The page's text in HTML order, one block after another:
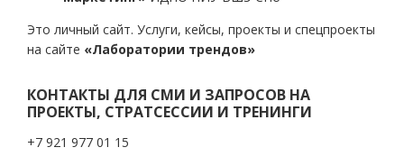
Это личный сайт. Услуги, кейсы, проекты и спецпроекты
на сайте «Лаборатории трендов»
КОНТАКТЫ ДЛЯ СМИ И ЗАПРОСОВ НА
ПРОЕКТЫ, СТРАТСЕССИИ И ТРЕНИНГИ
+7 921 977 01 15